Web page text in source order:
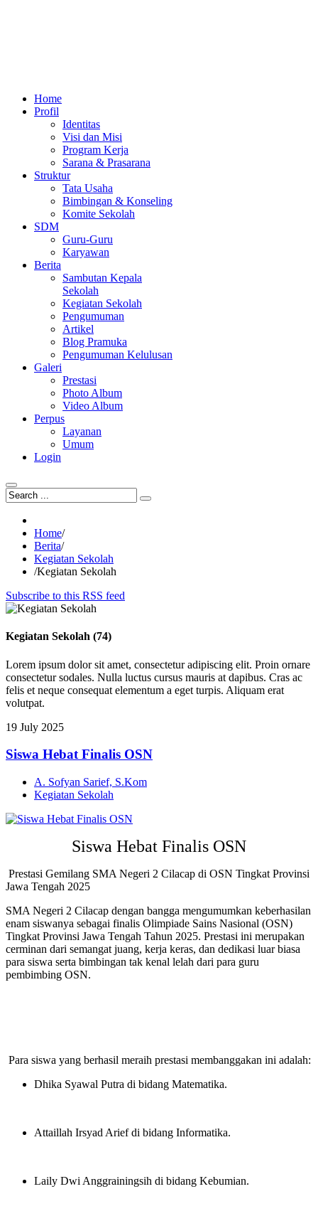
Home
Profil
Identitas
Visi dan Misi
Program Kerja
Sarana & Prasarana
Struktur
Tata Usaha
Bimbingan & Konseling
Komite Sekolah
SDM
Guru-Guru
Karyawan
Berita
Sambutan Kepala
Sekolah
Kegiatan Sekolah
Pengumuman
Artikel
Blog Pramuka
Pengumuman Kelulusan
Galeri
Prestasi
Photo Album
Video Album
Perpus
Layanan
Umum
Login
Home/
Berita/
Kegiatan Sekolah
/Kegiatan Sekolah
Subscribe to this RSS feed
Kegiatan Sekolah (74)
Lorem ipsum dolor sit amet, consectetur adipiscing elit. Proin ornare
consectetur sodales. Nulla luctus cursus mauris at dapibus. Cras ac
felis et neque consequat elementum a eget turpis. Aliquam erat
volutpat.
19 July 2025
Siswa Hebat Finalis OSN
A. Sofyan Sarief, S.Kom
Kegiatan Sekolah
Siswa Hebat Finalis OSN
Prestasi Gemilang SMA Negeri 2 Cilacap di OSN Tingkat Provinsi
Jawa Tengah 2025
SMA Negeri 2 Cilacap dengan bangga mengumumkan keberhasilan
enam siswanya sebagai finalis Olimpiade Sains Nasional (OSN)
Tingkat Provinsi Jawa Tengah Tahun 2025. Prestasi ini merupakan
cerminan dari semangat juang, kerja keras, dan dedikasi luar biasa
para siswa serta bimbingan tak kenal lelah dari para guru
pembimbing OSN.
Para siswa yang berhasil meraih prestasi membanggakan ini adalah:
Dhika Syawal Putra di bidang Matematika.
Attaillah Irsyad Arief di bidang Informatika.
Laily Dwi Anggrainingsih di bidang Kebumian.